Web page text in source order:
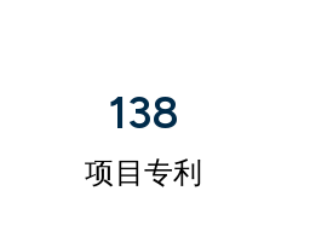
138
项目专利